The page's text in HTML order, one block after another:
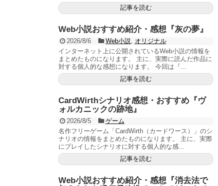
記事を読む
Web小説おすすめ紹介・感想『灰の夢』
2026/8/6 Web小説, オリジナル
インターネット上に公開されているWeb小説の情報を
まとめたものになります。 主に、実際に読んだ作品に
対する個人的な感想になります。 今回は『...
記事を読む
CardWirthシナリオ感想・おすすめ『ヴ
ォルカニックの跡地』
2026/8/5
ゲーム
名作フリーゲーム「CardWirth（カードワース）」のシ
ナリオの情報をまとめたものになります。 主に、実際
にプレイしたシナリオに対する個人的な感...
記事を読む
Web小説おすすめ紹介・感想『消去法で